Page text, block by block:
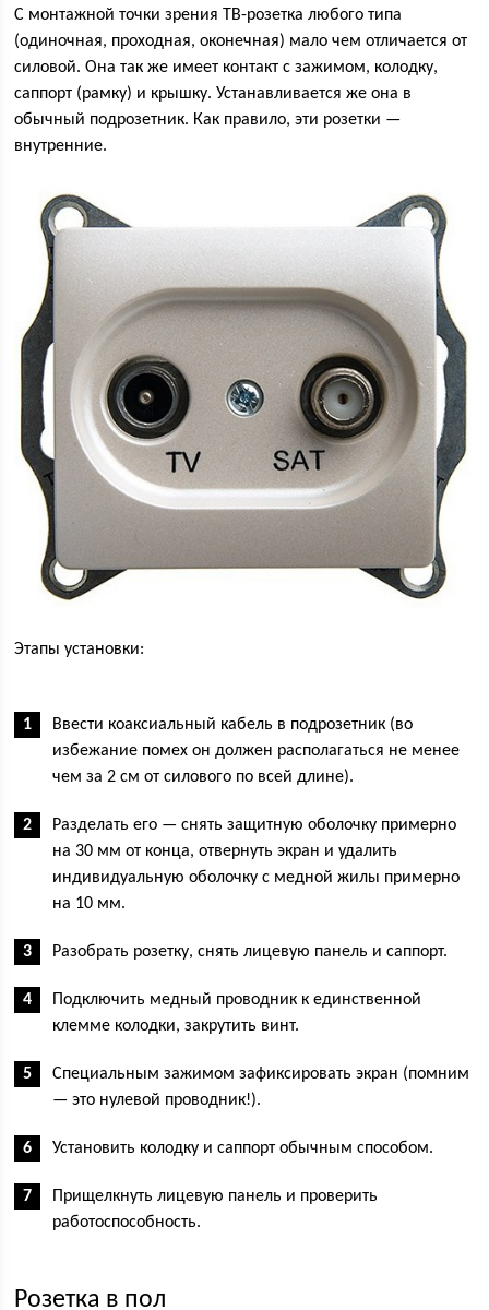
С монтажной точки зрения ТВ-розетка любого типа
(одиночная, проходная, оконечная) мало чем отличается от
силовой. Она так же имеет контакт с зажимом, колодку,
саппорт (рамку) и крышку. Устанавливается же она в
обычный подрозетник. Как правило, эти розетки —
внутренние.
Этапы установки:
Ввести коаксиальный кабель в подрозетник (во
избежание помех он должен располагаться не менее
чем за 2 см от силового по всей длине).
Разделать его — снять защитную оболочку примерно
на 30 мм от конца, отвернуть экран и удалить
индивидуальную оболочку с медной жилы примерно
на 10 мм.
Разобрать розетку, снять лицевую панель и саппорт.
Подключить медный проводник к единственной
клемме колодки, закрутить винт.
Специальным зажимом зафиксировать экран (помним
— это нулевой проводник!).
Установить колодку и саппорт обычным способом.
Прищелкнуть лицевую панель и проверить
работоспособность.
Розетка в пол